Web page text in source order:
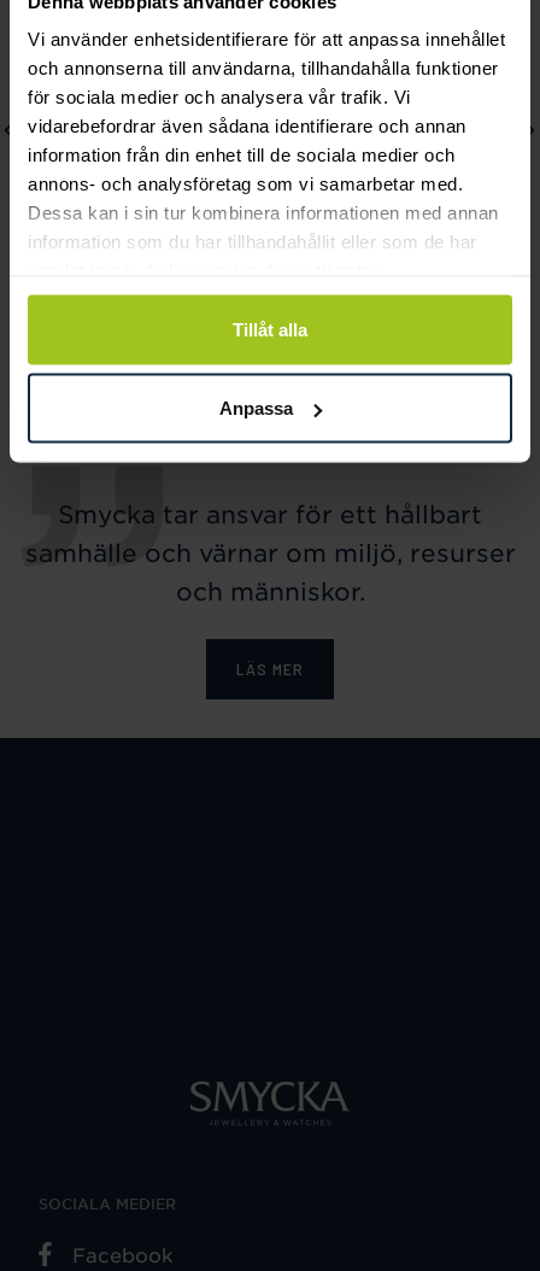
Vi använder enhetsidentifierare för att anpassa innehållet
och annonserna till användarna, tillhandahålla funktioner
för sociala medier och analysera vår trafik. Vi
vidarebefordrar även sådana identifierare och annan
information från din enhet till de sociala medier och
annons- och analysföretag som vi samarbetar med.
Dessa kan i sin tur kombinera informationen med annan
information som du har tillhandahållit eller som de har
Tillåt alla
Anpassa
Svedbom & Co
Pris:7 370 kr
7 370 kr
Svedbom & Co
Örhängen 18K eternity
CZ
Smycka tar ansvar för ett hållbart
samhälle och värnar om miljö, resurser
och människor.
LÄS MER
SOCIALA MEDIER
Facebook